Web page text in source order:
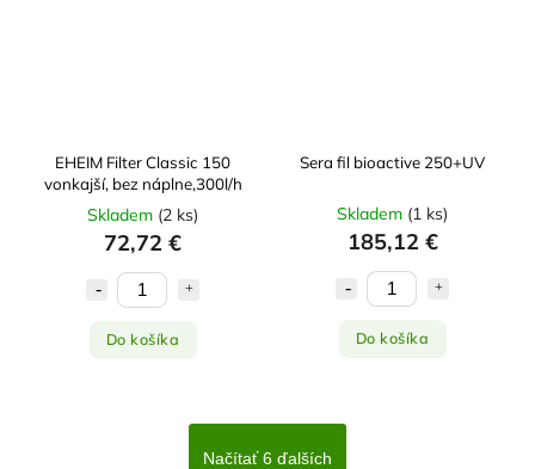
EHEIM Filter Classic 150
vonkajší, bez náplne,300l/h
Skladem (2 ks)
72,72 €
Do košíka
Sera fil bioactive 250+UV
Skladem (1 ks)
185,12 €
Do košíka
Načítať 6 ďalších